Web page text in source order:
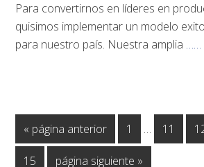
Para convertirnos en líderes en
quisimos implementar un modelo
para nuestro país. Nuestra amplia ……
« Ir
a
página anterior Página
1
Páginas
intermedias
… Página
11
Página
15
Ir
página siguiente »